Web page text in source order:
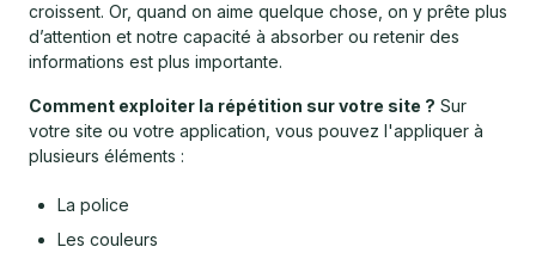
croissent. Or, quand on aime quelque chose, on y prête plus
d’attention et notre capacité à absorber ou retenir des
informations est plus importante.
Comment exploiter la répétition sur votre site ? Sur
votre site ou votre application, vous pouvez l'appliquer à
plusieurs éléments :
La police
Les couleurs